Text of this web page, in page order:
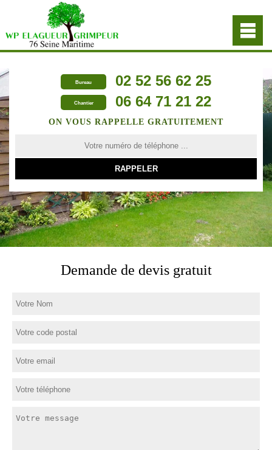
Bureau 02 52 56 62 25
Chantier 06 64 71 21 22
ON VOUS RAPPELLE GRATUITEMENT
Demande de devis gratuit